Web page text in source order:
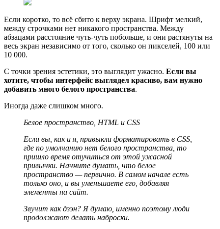
Если коротко, то всё сбито к верху экрана. Шрифт мелкий,
между строчками нет никакого пространства. Между
абзацами расстояние чуть-чуть побольше, и они растянуты на
весь экран независимо от того, сколько он пикселей, 100 или
10 000.
С точки зрения эстетики, это выглядит ужасно. Если вы
хотите, чтобы интерфейс выглядел красиво, вам нужно
добавить много белого пространства.
Иногда даже слишком много.
Белое пространство, HTML и CSS
Если вы, как и я, привыкли форматировать в CSS,
где по умолчанию нет белого пространства, то
пришло время отучиться от этой ужасной
привычки. Начните думать, что белое
пространство — первично. В самом начале есть
только оно, и вы уменьшаете его, добавляя
элементы на сайт.
Звучит как дзэн? Я думаю, именно поэтому люди
продолжают делать наброски.